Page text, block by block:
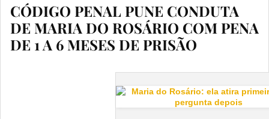
CÓDIGO PENAL PUNE CONDUTA
DE MARIA DO ROSÁRIO COM PENA
DE 1 A 6 MESES DE PRISÃO